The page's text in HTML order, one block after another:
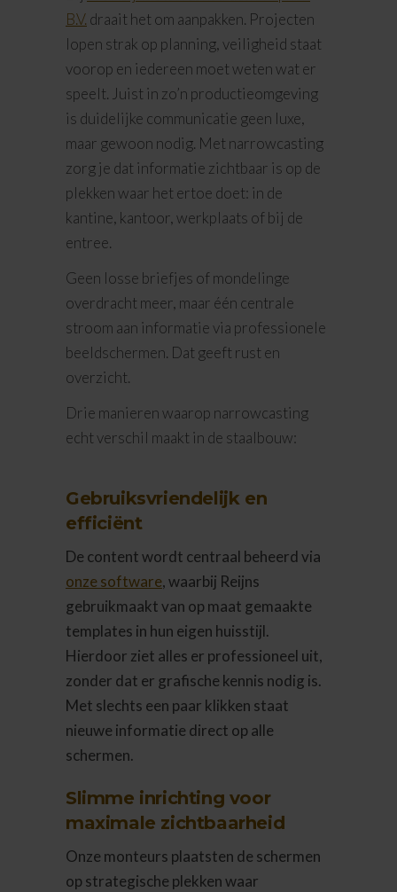
B.V. draait het om aanpakken. Projecten
lopen strak op planning, veiligheid staat
voorop en iedereen moet weten wat er
speelt. Juist in zo’n productieomgeving
is duidelijke communicatie geen luxe,
maar gewoon nodig. Met narrowcasting
zorg je dat informatie zichtbaar is op de
plekken waar het ertoe doet: in de
kantine, kantoor, werkplaats of bij de
entree.
Geen losse briefjes of mondelinge
overdracht meer, maar één centrale
stroom aan informatie via professionele
beeldschermen. Dat geeft rust en
overzicht.
Drie manieren waarop narrowcasting
echt verschil maakt in de staalbouw:
Gebruiksvriendelijk en
efficiënt
De content wordt centraal beheerd via
onze software, waarbij Reijns
gebruikmaakt van op maat gemaakte
templates in hun eigen huisstijl.
Hierdoor ziet alles er professioneel uit,
zonder dat er grafische kennis nodig is.
Met slechts een paar klikken staat
nieuwe informatie direct op alle
schermen.
Slimme inrichting voor
maximale zichtbaarheid
Onze monteurs plaatsten de schermen
op strategische plekken waar